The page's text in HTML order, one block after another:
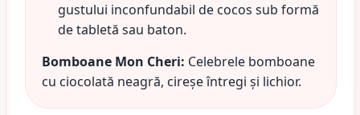
gustului inconfundabil de cocos sub formă
de tabletă sau baton.
Bomboane Mon Cheri: Celebrele bomboane
cu ciocolată neagră, cireșe întregi și lichior.